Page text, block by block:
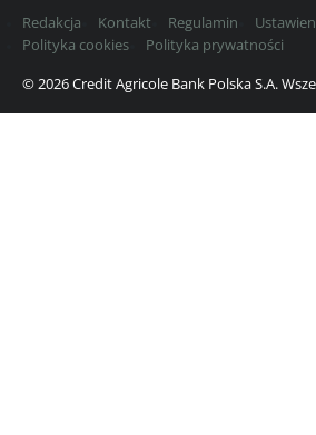
Redakcja Kontakt Regulamin
Polityka cookies
Polityka prywatności
© 2026 Credit Agricole Bank Polska S.A.